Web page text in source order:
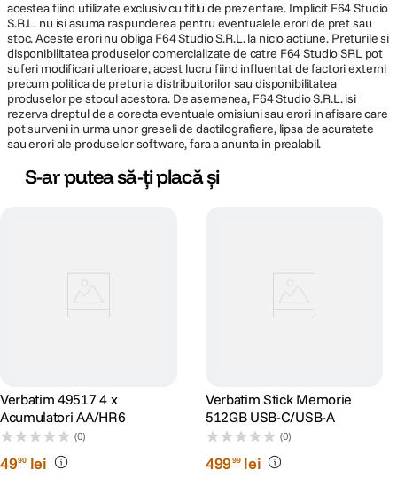
acestea fiind utilizate exclusiv cu titlu de prezentare. Implicit F64 Studio
S.R.L. nu isi asuma raspunderea pentru eventualele erori de pret sau
stoc. Aceste erori nu obliga F64 Studio S.R.L. la nicio actiune. Preturile si
disponibilitatea produselor comercializate de catre F64 Studio SRL pot
suferi modificari ulterioare, acest lucru fiind influentat de factori externi
precum politica de preturi a distribuitorilor sau disponibilitatea
produselor pe stocul acestora. De asemenea, F64 Studio S.R.L. isi
rezerva dreptul de a corecta eventuale omisiuni sau erori in afisare care
pot surveni in urma unor greseli de dactilografiere, lipsa de acuratete
sau erori ale produselor software, fara a anunta in prealabil.
S-ar putea să-ți placă și
Verbatim 49517 4 x
Acumulatori AA/HR6
(0)
4990 lei
Verbatim Stick Memorie
512GB USB-C/USB-A
(0)
49999 lei